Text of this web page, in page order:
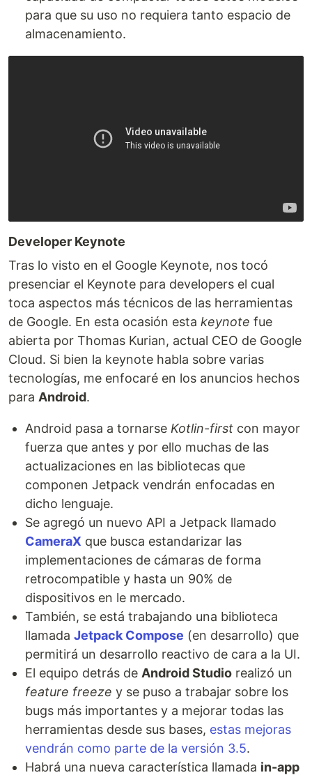
para que su uso no requiera tanto espacio de
almacenamiento.
Developer Keynote
Tras lo visto en el Google Keynote, nos tocó
presenciar el Keynote para developers el cual
toca aspectos más técnicos de las herramientas
de Google. En esta ocasión esta keynote fue
abierta por Thomas Kurian, actual CEO de Google
Cloud. Si bien la keynote habla sobre varias
tecnologías, me enfocaré en los anuncios hechos
para Android.
Android pasa a tornarse Kotlin-first con mayor
fuerza que antes y por ello muchas de las
actualizaciones en las bibliotecas que
componen Jetpack vendrán enfocadas en
dicho lenguaje.
Se agregó un nuevo API a Jetpack llamado
CameraX que busca estandarizar las
implementaciones de cámaras de forma
retrocompatible y hasta un 90% de
dispositivos en le mercado.
También, se está trabajando una biblioteca
llamada Jetpack Compose (en desarrollo) que
permitirá un desarrollo reactivo de cara a la UI.
El equipo detrás de Android Studio realizó un
feature freeze y se puso a trabajar sobre los
bugs más importantes y a mejorar todas las
herramientas desde sus bases, estas mejoras
vendrán como parte de la versión 3.5.
Habrá una nueva característica llamada in-app